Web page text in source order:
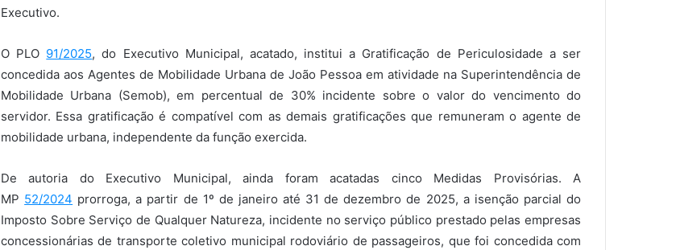
Executivo.
O PLO 91/2025, do Executivo Municipal, acatado, institui a Gratificação de Periculosidade a ser
concedida aos Agentes de Mobilidade Urbana de João Pessoa em atividade na Superintendência de
Mobilidade Urbana (Semob), em percentual de 30% incidente sobre o valor do vencimento do
servidor. Essa gratificação é compatível com as demais gratificações que remuneram o agente de
mobilidade urbana, independente da função exercida.
De autoria do Executivo Municipal, ainda foram acatadas cinco Medidas Provisórias. A
MP 52/2024 prorroga, a partir de 1º de janeiro até 31 de dezembro de 2025, a isenção parcial do
Imposto Sobre Serviço de Qualquer Natureza, incidente no serviço público prestado pelas empresas
concessionárias de transporte coletivo municipal rodoviário de passageiros, que foi concedida com